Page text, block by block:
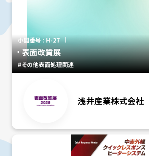
小間番号 : H-27
表面改質展
#その他表面処理関連
浅井産業株式会社